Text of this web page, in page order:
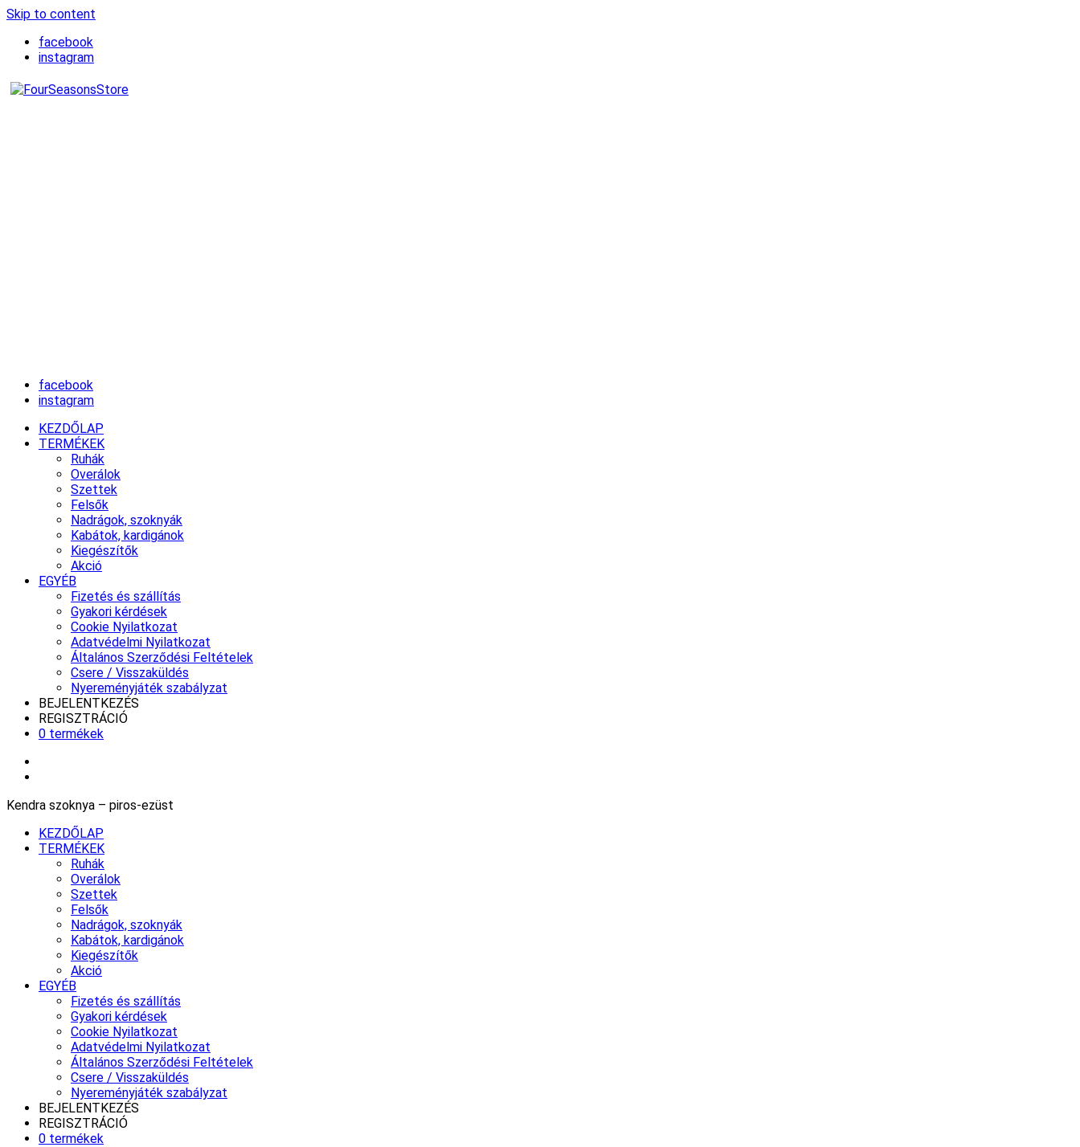
Skip to content
facebook
instagram
facebook
instagram
KEZDŐLAP
TERMÉKEK
Ruhák
Overálok
Szettek
Felsők
Nadrágok, szoknyák
Kabátok, kardigánok
Kiegészítők
Akció
EGYÉB
Fizetés és szállítás
Gyakori kérdések
Cookie Nyilatkozat
Adatvédelmi Nyilatkozat
Általános Szerződési Feltételek
Csere / Visszaküldés
Nyereményjáték szabályzat
BEJELENTKEZÉS
REGISZTRÁCIÓ
0 termékek
Kendra szoknya – piros-ezüst
KEZDŐLAP
TERMÉKEK
Ruhák
Overálok
Szettek
Felsők
Nadrágok, szoknyák
Kabátok, kardigánok
Kiegészítők
Akció
EGYÉB
Fizetés és szállítás
Gyakori kérdések
Cookie Nyilatkozat
Adatvédelmi Nyilatkozat
Általános Szerződési Feltételek
Csere / Visszaküldés
Nyereményjáték szabályzat
BEJELENTKEZÉS
REGISZTRÁCIÓ
0 termékek